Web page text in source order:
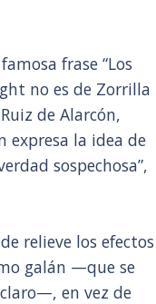
frase “Los
no es de Zorrilla
de Alarcón,
expresa la idea de
sospechosa”,
relieve los efectos
galán —que se
en vez de